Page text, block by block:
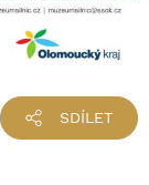
SDÍLET